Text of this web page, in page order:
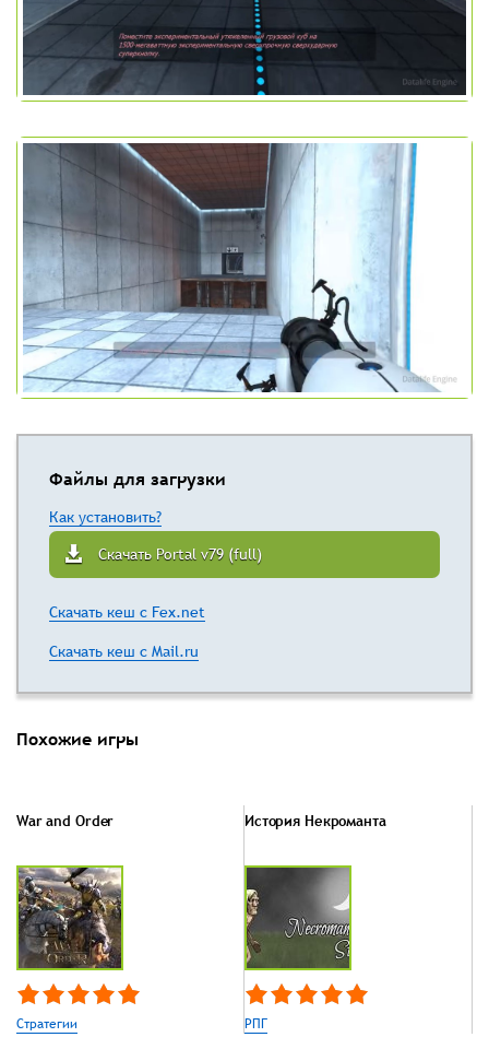
Файлы для загрузки
Как установить?
Скачать Portal v79 (full)
Скачать кеш с Fex.net
Скачать кеш с Mail.ru
Похожие игры
War and Order
Стратегии
История Некроманта
РПГ